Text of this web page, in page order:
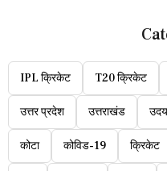
IPL क्रिकेट T20 क्रिकेट
उत्तर प्रदेश उत्तराखंड
कोटा कोविड-19 क्रिकेट